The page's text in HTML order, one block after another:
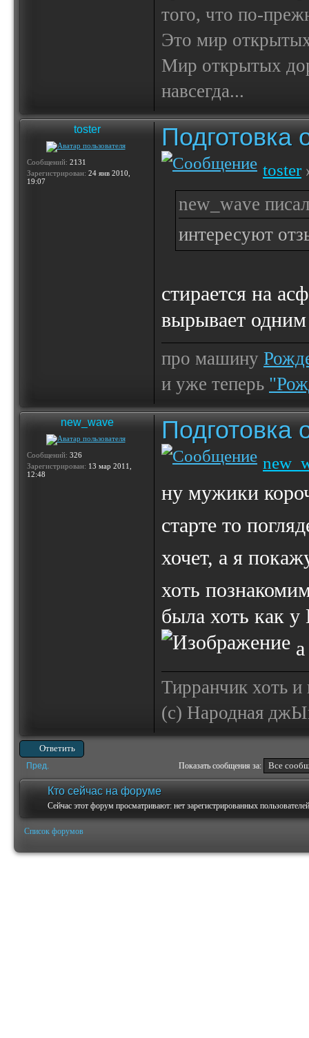
того, что по-
Это мир
Мир открытых
навсегда...
toster
Сообщений: 2131
Зарегистрирован: 24 янв 2010,
19:07
Подготовка
toster
new_wave
интересуют
стирается на
вырывает
про машину
и уже теперь
new_wave
Сообщений: 326
Зарегистрирован: 13 мар 2011,
12:48
Подготовка
ну мужики
старте то
хочет, а я
хоть
была хоть как у
Тирранчик хоть и
(с) Народная
Ответить
Пред. Показать сообщения за:
Кто сейчас на форуме
Сейчас этот форум просматривают: нет зарегистрированных
Список форумов